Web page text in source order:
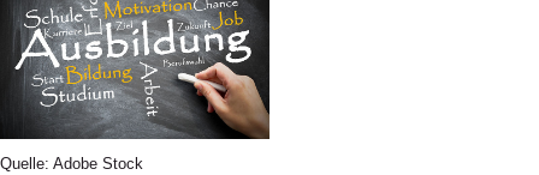
Quelle: Adobe Stock